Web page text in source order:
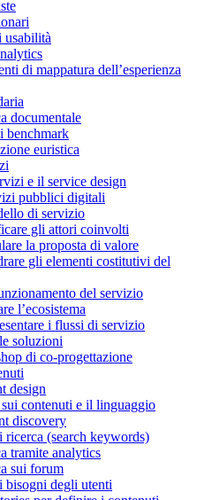
usabilità
di mappatura dell’esperienza
documentale
benchmark
euristica
e il service design
pubblici digitali
di servizio
gli attori coinvolti
la proposta di valore
gli elementi costitutivi del
del servizio
l’ecosistema
i flussi di servizio
soluzioni
di co-progettazione
design
contenuti e il linguaggio
discovery
ricerca (search keywords)
tramite analytics
sui forum
bisogni degli utenti